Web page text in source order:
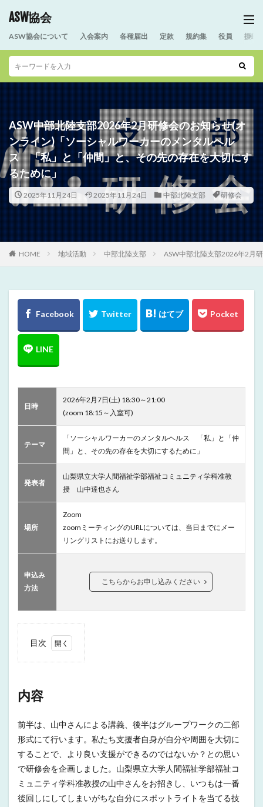
ASW協会
ASW協会について 入会案内 各種届出 定款 規約集 役員 援助
ASW中部北陸支部2026年2月研修会のお知らせ(オ
ンライン)「ソーシャルワーカーのメンタルヘル
ス 「私」と「仲間」と、その先の存在を大切にす
るために」
2025年11月24日 2025年11月24日 中部北陸支部 研修会
HOME 地域活動 中部北陸支部 ASW中部北陸支部2026年2月
日時
2026年2月7日(土) 18:30～21:00
(zoom 18:15～入室可)
テーマ
「ソーシャルワーカーのメンタルヘルス 「私」と「仲
間」と、その先の存在を大切にするために」
発表者
山梨県立大学人間福祉学部福祉コミュニティ学科准教
授 山中達也さん
場所
Zoom
zoomミーティングのURLについては、当日までにメー
リングリストにお送りします。
申込み
方法
こちらからお申し込みください
目次
ちら
内容
前半は、山中さんによる講義、後半はグループワークの二部
形式にて行います。私たち支援者自身が自分や周囲を大切に
することで、より良い支援ができるのではないか？との思い
で研修会を企画しました。山梨県立大学人間福祉学部福祉コ
ミュニティ学科准教授の山中さんをお招きし、いつもは一番
後回しにしてしまいがちな自分にスポットライトを当てる技